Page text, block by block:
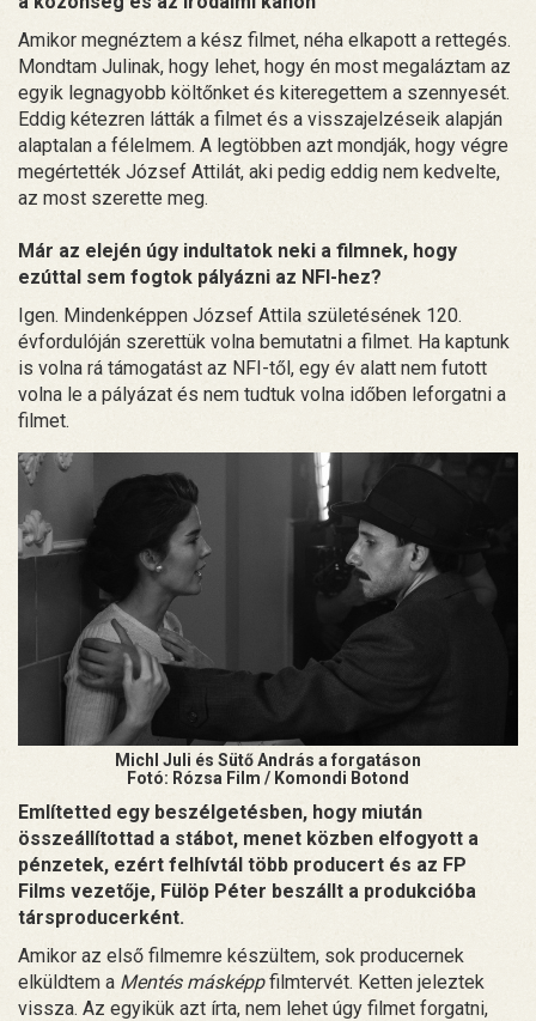
Amikor megnéztem a kész filmet, néha elkapott a rettegés.
Mondtam Julinak, hogy lehet, hogy én most megaláztam az
egyik legnagyobb költőnket és kiteregettem a szennyesét.
Eddig kétezren látták a filmet és a visszajelzéseik alapján
alaptalan a félelmem. A legtöbben azt mondják, hogy végre
megértették József Attilát, aki pedig eddig nem kedvelte,
az most szerette meg.
Már az elején úgy indultatok neki a filmnek, hogy
ezúttal sem fogtok pályázni az NFI-hez?
Igen. Mindenképpen József Attila születésének 120.
évfordulóján szerettük volna bemutatni a filmet. Ha kaptunk
is volna rá támogatást az NFI-től, egy év alatt nem futott
volna le a pályázat és nem tudtuk volna időben leforgatni a
filmet.
Michl Juli és Sütő András a forgatáson
Fotó: Rózsa Film / Komondi Botond
Említetted egy beszélgetésben, hogy miután
összeállítottad a stábot, menet közben elfogyott a
pénzetek, ezért felhívtál több producert és az FP
Films vezetője, Fülöp Péter beszállt a produkcióba
társproducerként.
Amikor az első filmemre készültem, sok producernek
elküldtem a Mentés másképpfilmtervét. Ketten jeleztek
vissza. Az egyikük azt írta, nem lehet úgy filmet forgatni,